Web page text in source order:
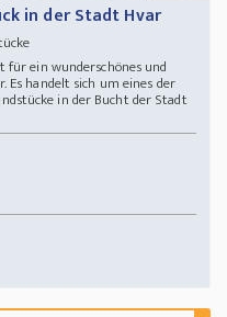
in der Stadt Hvar
ein wunderschönes und
handelt sich um eines der
in der Bucht der Stadt